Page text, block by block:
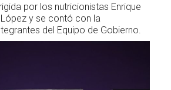
por los nutricionistas Enrique
y se contó con la
del Equipo de Gobierno.